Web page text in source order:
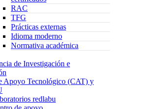
RAC
TFG
Prácticas externas
Idioma moderno
Normativa académica
de Investigación e
Apoyo Tecnológico (CAT) y
redlabu